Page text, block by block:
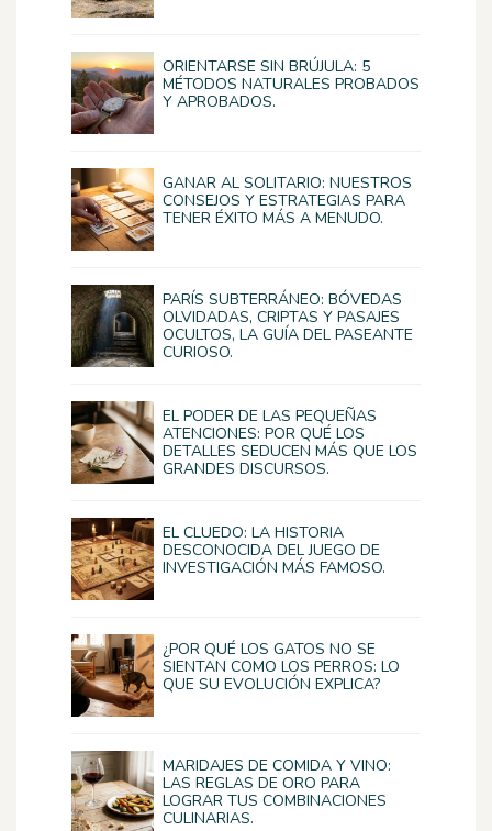
ORIENTARSE SIN BRÚJULA: 5
MÉTODOS NATURALES PROBADOS
Y APROBADOS.
GANAR AL SOLITARIO: NUESTROS
CONSEJOS Y ESTRATEGIAS PARA
TENER ÉXITO MÁS A MENUDO.
PARÍS SUBTERRÁNEO: BÓVEDAS
OLVIDADAS, CRIPTAS Y PASAJES
OCULTOS, LA GUÍA DEL PASEANTE
CURIOSO.
EL PODER DE LAS PEQUEÑAS
ATENCIONES: POR QUÉ LOS
DETALLES SEDUCEN MÁS QUE LOS
GRANDES DISCURSOS.
EL CLUEDO: LA HISTORIA
DESCONOCIDA DEL JUEGO DE
INVESTIGACIÓN MÁS FAMOSO.
¿POR QUÉ LOS GATOS NO SE
SIENTAN COMO LOS PERROS: LO
QUE SU EVOLUCIÓN EXPLICA?
MARIDAJES DE COMIDA Y VINO:
LAS REGLAS DE ORO PARA
LOGRAR TUS COMBINACIONES
CULINARIAS.